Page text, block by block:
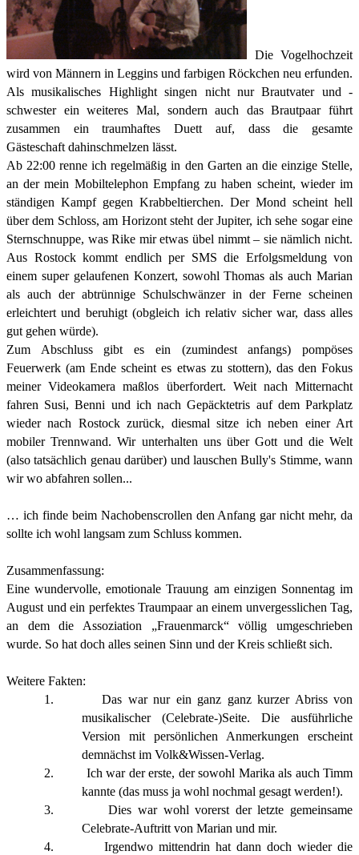
Die Vogelhochzeit
wird von Männern in Leggins und farbigen Röckchen neu erfunden.
Als musikalisches Highlight singen nicht nur Brautvater und -
schwester ein weiteres Mal, sondern auch das Brautpaar führt
zusammen ein traumhaftes Duett auf, dass die gesamte
Gästeschaftdahinschmelzen lässt.
Ab 22:00 renne ich regelmäßig in den Garten an die einzige Stelle,
an der mein Mobiltelephon Empfang zu haben scheint, wieder im
ständigen Kampf gegen Krabbeltierchen. Der Mond scheint hell
über dem Schloss, am Horizont steht der Jupiter, ich sehe sogar eine
Sternschnuppe, was Rike mir etwas übel nimmt – sie nämlich nicht.
Aus Rostock kommt endlich per SMS die Erfolgsmeldung von
einem super gelaufenen Konzert, sowohl Thomas als auch Marian
als auch der abtrünnige Schulschwänzer in der Ferne scheinen
erleichtert und beruhigt (obgleich ich relativ sicher war, dass alles
gut gehen würde).
Zum Abschluss gibt es ein (zumindest anfangs) pompöses
Feuerwerk (am Ende scheint es etwas zu stottern), das den Fokus
meiner Videokamera maßlos überfordert. Weit nach Mitternacht
fahren Susi, Benni und ich nach Gepäcktetris auf dem Parkplatz
wieder nach Rostock zurück, diesmal sitze ich neben einer Art
mobiler Trennwand. Wir unterhalten uns über Gott und die Welt
(also tatsächlich genau darüber) und lauschen Bully's Stimme, wann
wir wo abfahren sollen...
… ich finde beim Nachobenscrollen den Anfang gar nicht mehr, da
sollte ich wohl langsam zum Schluss kommen.
Zusammenfassung:
Eine wundervolle, emotionale Trauung am einzigen Sonnentag im
August und ein perfektes Traumpaar an einem unvergesslichen Tag,
an dem die Assoziation „Frauenmarck“ völlig umgeschrieben
wurde. So hat doch alles seinen Sinn und der Kreis schließt sich.
Weitere Fakten:
1. Das war nur ein ganz ganz kurzer Abriss von
musikalischer (Celebrate-)Seite. Die ausführliche
Version mit persönlichen Anmerkungen erscheint
demnächst im Volk&Wissen-Verlag.
2. Ich war der erste, der sowohl Marika als auch Timm
kannte (das muss ja wohl nochmal gesagt werden!).
3. Dies war wohl vorerst der letzte gemeinsame
Celebrate-Auftritt von Marian und mir.
4. Irgendwo mittendrin hat dann doch wieder die